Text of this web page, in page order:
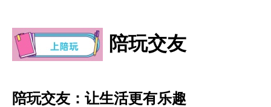
陪玩交友
陪玩交友：让生活更有乐趣